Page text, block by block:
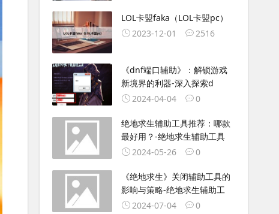
LOL卡盟faka（LOL卡盟pc）
2023-12-01
2516
《dnf端口辅助》：解锁游戏
新境界的利器-深入探索d
2024-04-04
0
绝地求生辅助工具推荐：哪款
最好用？-绝地求生辅助工具
2024-05-26
0
《绝地求生》关闭辅助工具的
影响与策略-绝地求生辅助工
2024-07-04
0